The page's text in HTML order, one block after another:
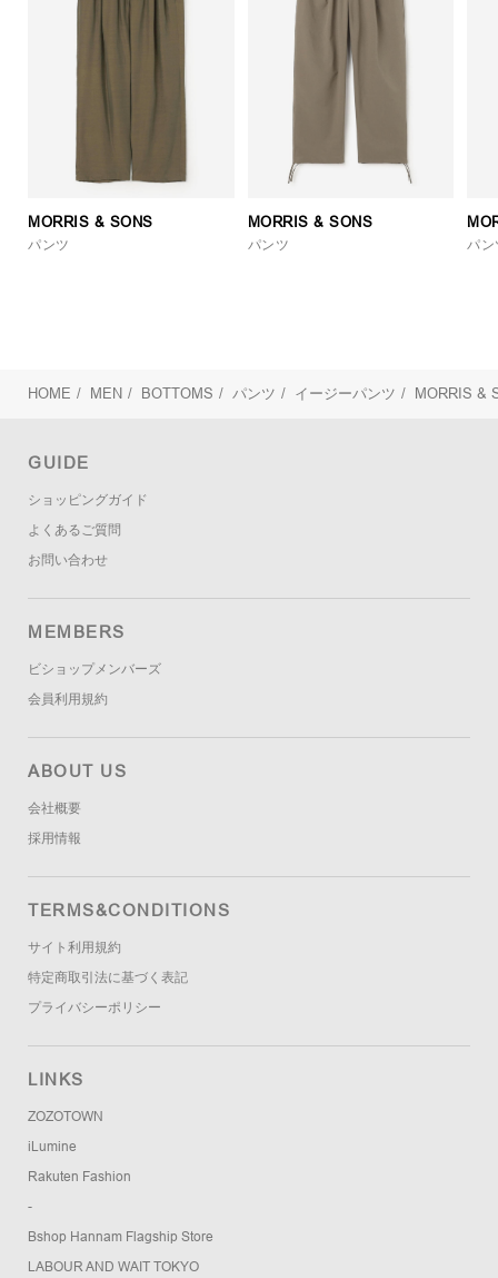
MORRIS & SONS
パンツ
MORRIS & SONS
パンツ パン
HOME / MEN / BOTTOMS / パンツ / イージーパンツ / MORRIS &
GUIDE
ショッピングガイド
よくあるご質問
お問い合わせ
MEMBERS
ビショップメンバーズ
会員利用規約
ABOUT US
会社概要
採用情報
TERMS&CONDITIONS
サイト利用規約
特定商取引法に基づく表記
プライバシーポリシー
LINKS
ZOZOTOWN
iLumine
Rakuten Fashion
-
Bshop Hannam Flagship Store
LABOUR AND WAIT TOKYO